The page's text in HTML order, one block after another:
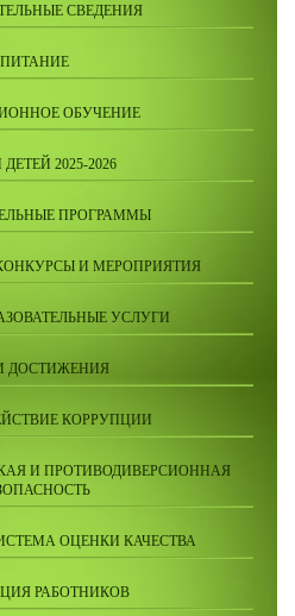
СВЕДЕНИЯ
ПИТАНИЕ
ОБУЧЕНИЕ
2025-2026
ПРОГРАММЫ
И МЕРОПРИЯТИЯ
УСЛУГИ
ДОСТИЖЕНИЯ
КОРРУПЦИИ
И ПРОТИВОДИВЕРСИОННАЯ
ОЦЕНКИ КАЧЕСТВА
РАБОТНИКОВ